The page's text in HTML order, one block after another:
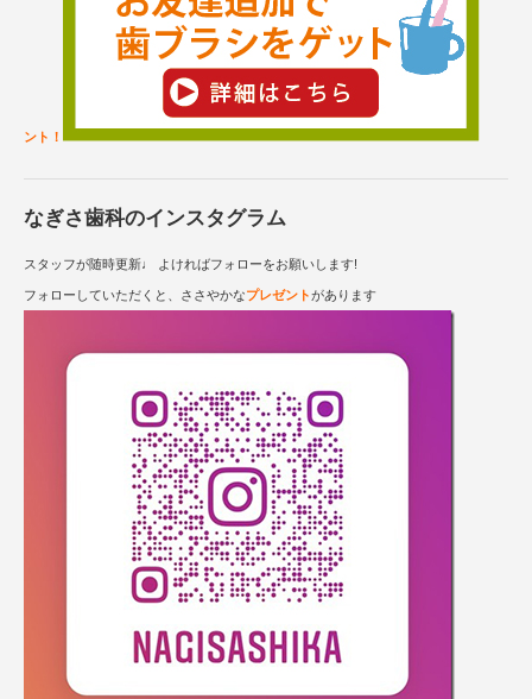
ント！
なぎさ歯科のインスタグラム
スタッフが随時更新♩ よければフォローをお願いします!
フォローしていただくと、ささやかなプレゼントがあります